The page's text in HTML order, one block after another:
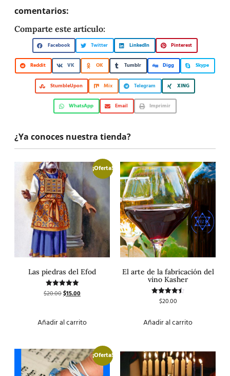
comentarios:
Comparte este artículo:
Facebook Twitter LinkedIn Pinterest
Reddit VK OK Tumblr Digg Skype
StumbleUpon Mix Telegram XING
WhatsApp Email Imprimir
¿Ya conoces nuestra tienda?
¡Oferta!
Las piedras del Efod
Valorado
con
$20.00$15.00
Añadir al carrito
El arte de la fabricación del
vino Kasher
Valorado
$20.00
Añadir al carrito
¡Oferta!